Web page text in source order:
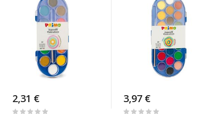
2,31 €
Rating:
3,97 €
Rating: